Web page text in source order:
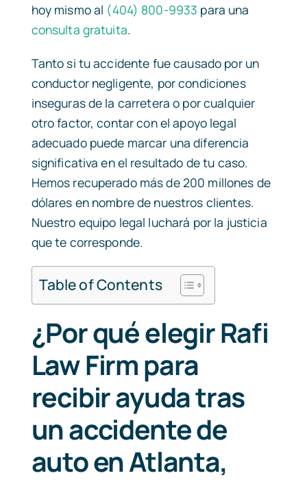
hoy mismo al (404) 800-9933 para una
consulta gratuita.
Tanto si tu accidente fue causado por un
conductor negligente, por condiciones
inseguras de la carretera o por cualquier
otro factor, contar con el apoyo legal
adecuado puede marcar una diferencia
significativa en el resultado de tu caso.
Hemos recuperado más de 200 millones de
dólares en nombre de nuestros clientes.
Nuestro equipo legal luchará por la justicia
que te corresponde.
Table of Contents
¿Por qué elegir Rafi
Law Firm para
recibir ayuda tras
un accidente de
auto en Atlanta,